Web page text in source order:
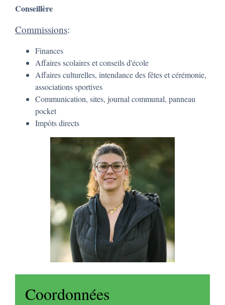
Conseillère
Commissions:
Finances
Affaires scolaires et conseils d'école
Affaires culturelles, intendance des fêtes et cérémonie,
associations sportives
Communication, sites, journal communal, panneau
pocket
Impôts directs
Coordonnées